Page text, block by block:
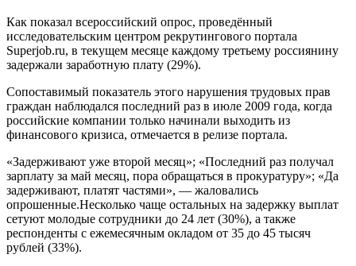
Как показал всероссийский опрос, проведённый
исследовательским центром рекрутингового портала
Superjob.ru, в текущем месяце каждому третьему россиянину
задержали заработную плату (29%).
Сопоставимый показатель этого нарушения трудовых прав
граждан наблюдался последний раз в июле 2009 года, когда
российские компании только начинали выходить из
финансового кризиса, отмечается в релизе портала.
«Задерживают уже второй месяц»; «Последний раз получал
зарплату за май месяц, пора обращаться в прокуратуру»; «Да
задерживают, платят частями», — жаловались
опрошенные.Несколько чаще остальных на задержку выплат
сетуют молодые сотрудники до 24 лет (30%), а также
респонденты с ежемесячным окладом от 35 до 45 тысяч
рублей (33%).